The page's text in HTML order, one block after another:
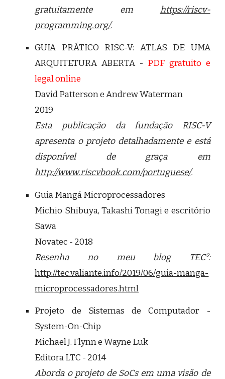
gratuitamente em https://riscv-
programming.org/.
GUIA PRÁTICO RISC-V: ATLAS DE UMA
ARQUITETURA ABERTA - PDF gratuito e
legal online
David Patterson e Andrew Waterman
2019
Esta publicação da fundação RISC-V
apresenta o projeto detalhadamente e está
disponível de graça em
http://www.riscvbook.com/portuguese/.
Guia Mangá Microprocessadores
Michio Shibuya, Takashi Tonagi e escritório
Sawa
Novatec - 2018
Resenha no meu blog TEC²:
http://tec.valiante.info/2019/06/guia-manga-
microprocessadores.html
Projeto de Sistemas de Computador -
System-On-Chip
Michael J. Flynn e Wayne Luk
Editora LTC - 2014
Aborda o projeto de SoCs em uma visão de